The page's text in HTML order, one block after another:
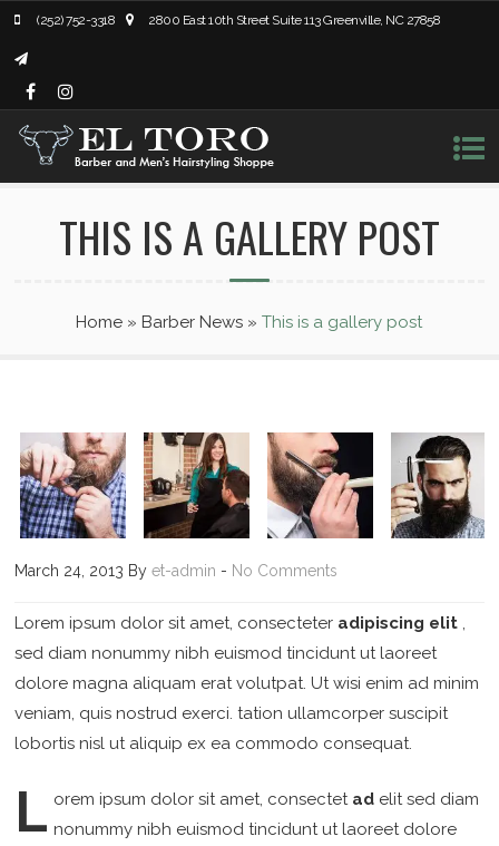
(252) 752-3318 2800 East 10th Street Suite 113 Greenville, NC 27858
THIS IS A GALLERY POST
Home » Barber News »This is a gallery post
March 24, 2013 Byet-admin - No Comments
Lorem ipsum dolor sit amet, consecteter adipiscing elit ,
sed diam nonummy nibh euismod tincidunt ut laoreet
dolore magna aliquam erat volutpat. Ut wisi enim ad minim
veniam, quis nostrud exerci. tation ullamcorper suscipit
lobortis nisl ut aliquip ex ea commodo consequat.
L orem ipsum dolor sit amet, consectet ad elit sed diam
nonummy nibh euismod tincidunt ut laoreet dolore